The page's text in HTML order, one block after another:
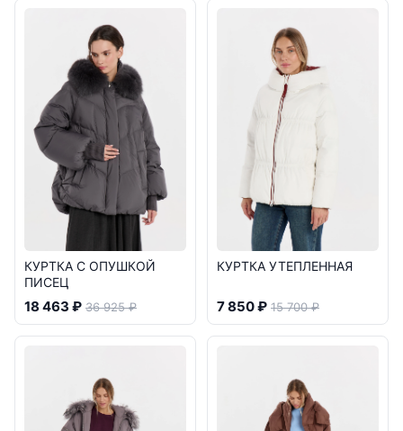
КУРТКА С ОПУШКОЙ
ПИСЕЦ
18 463 ₽ 36 925 ₽
КУРТКА УТЕПЛЕННАЯ
7 850 ₽ 15 700 ₽